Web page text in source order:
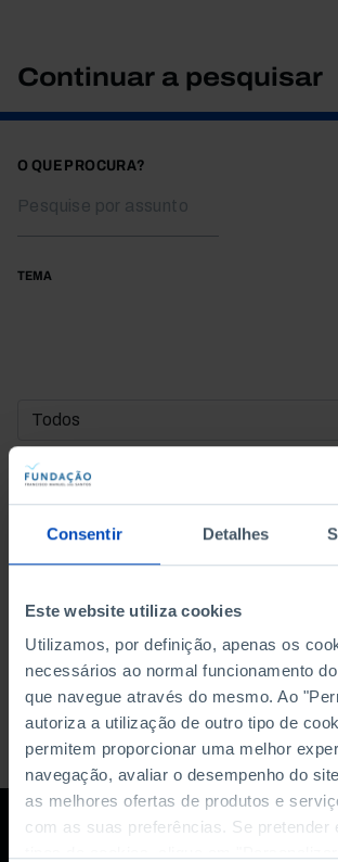
Consentir Detalhes
Este website utiliza cookies
Utilizamos, por definição, apenas os
necessários ao normal funcionamento
que navegue através do mesmo. Ao
autoriza a utilização de outro tipo de
permitem proporcionar uma melhor
navegação, avaliar o desempenho do
as melhores ofertas de produtos e
com as suas preferências. Se pretender
Continuar a pesquisar
O QUE PROCURA?
TEMA
DATA DE INÍCIO
DATA DE FIM